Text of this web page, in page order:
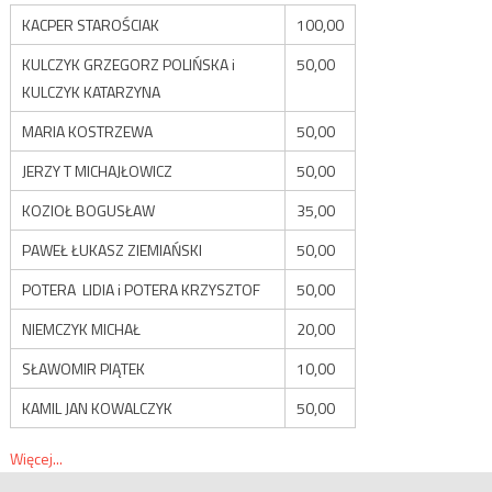
KACPER STAROŚCIAK
100,00
KULCZYK GRZEGORZ POLIŃSKA i
KULCZYK KATARZYNA
50,00
MARIA KOSTRZEWA
50,00
JERZY T MICHAJŁOWICZ
50,00
KOZIOŁ BOGUSŁAW
35,00
PAWEŁ ŁUKASZ ZIEMIAŃSKI
50,00
POTERA LIDIA i POTERA KRZYSZTOF
50,00
NIEMCZYK MICHAŁ
20,00
SŁAWOMIR PIĄTEK
10,00
KAMIL JAN KOWALCZYK
50,00
Więcej...